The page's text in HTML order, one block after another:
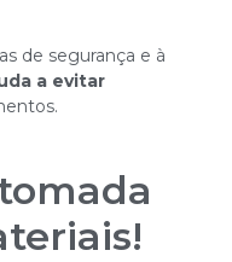
de segurança e à
a evitar